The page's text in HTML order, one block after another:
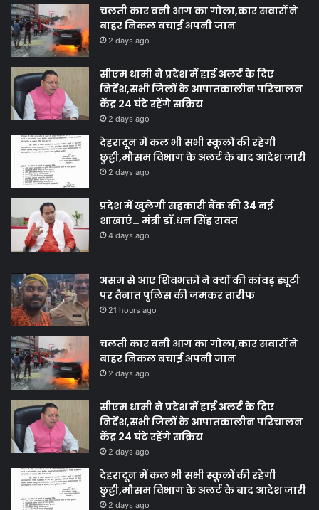
चलती कार बनी आग का गोला,कार सवारों ने
बाहर निकल बचाई अपनी जान
2 days ago
सीएम धामी ने प्रदेश में हाई अलर्ट के दिए
निर्देश,सभी जिलों के आपातकालीन परिचालन
केंद्र 24 घंटे रहेंगे सक्रिय
2 days ago
देहरादून में कल भी सभी स्कूलों की रहेगी
छुट्टी,मौसम विभाग के अलर्ट के बाद आदेश जारी
2 days ago
प्रदेश में खुलेगी सहकारी बैंक की 34 नई
शाखाएं… मंत्री डाॅ.धन सिंह रावत
4 days ago
असम से आए शिवभक्तों ने क्यों की कांवड़ ड्यूटी
पर तैनात पुलिस की जमकर तारीफ
21 hours ago
चलती कार बनी आग का गोला,कार सवारों ने
बाहर निकल बचाई अपनी जान
2 days ago
सीएम धामी ने प्रदेश में हाई अलर्ट के दिए
निर्देश,सभी जिलों के आपातकालीन परिचालन
केंद्र 24 घंटे रहेंगे सक्रिय
2 days ago
देहरादून में कल भी सभी स्कूलों की रहेगी
छुट्टी,मौसम विभाग के अलर्ट के बाद आदेश जारी
2 days ago